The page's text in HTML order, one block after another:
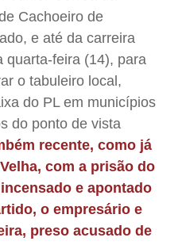
Cachoeiro de
e até da carreira
quarta-feira (14), para
o tabuleiro local,
do PL em municípios
do ponto de vista
recente, como já
com a prisão do
e apontado
o empresário e
preso acusado de